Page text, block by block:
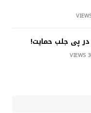
پی جلب حمایت!
VIEWS